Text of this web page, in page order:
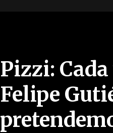
Pizzi:
Felipe